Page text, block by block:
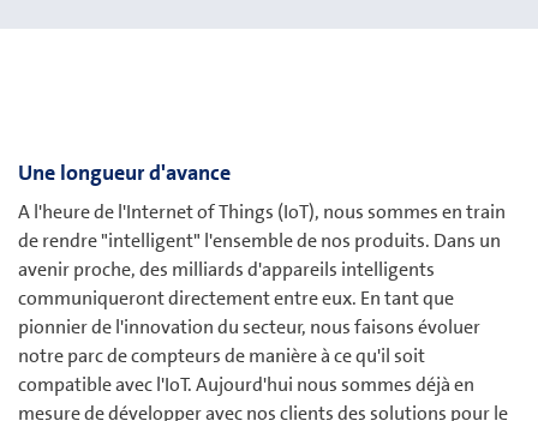
Une longueur d'avance
A l'heure de l'Internet of Things (IoT), nous sommes en train
de rendre "intelligent" l'ensemble de nos produits. Dans un
avenir proche, des milliards d'appareils intelligents
communiqueront directement entre eux. En tant que
pionnier de l'innovation du secteur, nous faisons évoluer
notre parc de compteurs de manière à ce qu'il soit
compatible avec l'IoT. Aujourd'hui nous sommes déjà en
mesure de développer avec nos clients des solutions pour le